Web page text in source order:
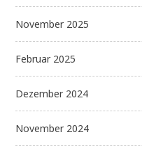
November 2025
Februar 2025
Dezember 2024
November 2024